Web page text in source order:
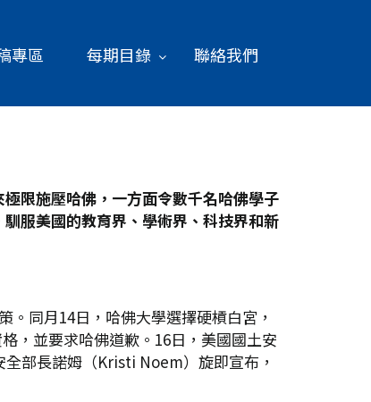
專區 每期目錄 聯絡我們
限施壓哈佛，一方面令數千名哈佛學子
服美國的教育界、學術界、科技界和新
同月14日，哈佛大學選擇硬槓白宮，
，並要求哈佛道歉。16日，美國國土安
部長諾姆（Kristi Noem）旋即宣布，